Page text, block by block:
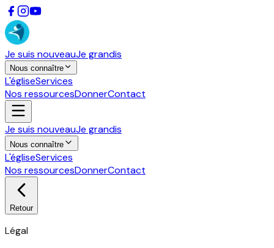
Je suis nouveauJe grandis
Nous connaître
L'égliseServices
Nos ressourcesDonnerContact
Je suis nouveauJe grandis
Nous connaître
L'égliseServices
Nos ressourcesDonnerContact
Retour
Légal